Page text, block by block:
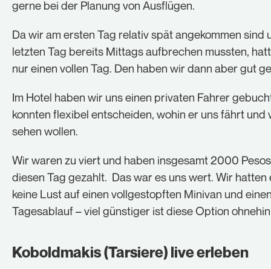
gerne bei der Planung von Ausflügen.
Da wir am ersten Tag relativ spät angekommen sind
letzten Tag bereits Mittags aufbrechen mussten,
nur einen vollen Tag. Den haben wir dann aber gut
Im Hotel haben wir uns einen privaten Fahrer
konnten flexibel entscheiden, wohin er uns fährt und
sehen wollen.
Wir waren zu viert und haben insgesamt 2000
diesen Tag gezahlt. Das war es uns wert. Wir hatten
keine Lust auf einen vollgestopften Minivan und
Tagesablauf – viel günstiger ist diese Option
Koboldmakis (Tarsiere) live erleben